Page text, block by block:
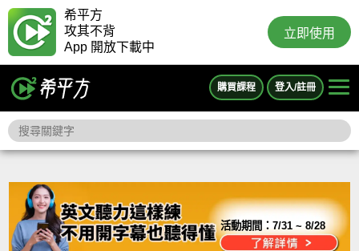
希平方
攻其不背
App 開放下載中
立即使用
購買課程 登入/註冊
活動期間：7/31 ~ 8/28